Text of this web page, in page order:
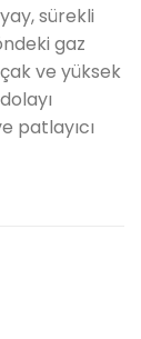
sürekli
gaz
ve yüksek
patlayıcı